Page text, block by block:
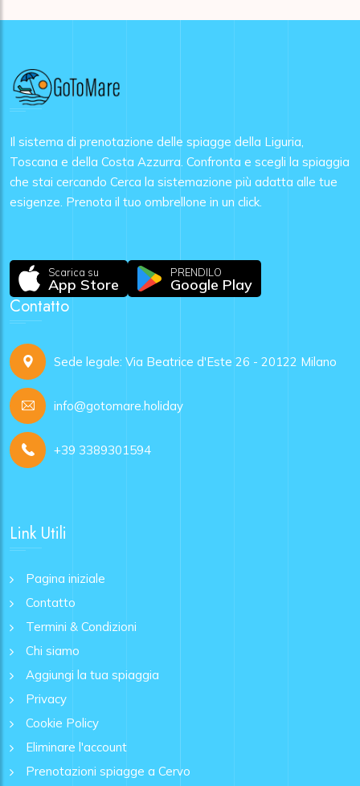
Il sistema di prenotazione delle spiagge della Liguria,
Toscana e della Costa Azzurra. Confronta e scegli la spiaggia
che stai cercando Cerca la sistemazione più adatta alle tue
esigenze. Prenota il tuo ombrellone in un click.
Scarica su
App Store
PRENDILO
Google Play
Contatto
Sede legale: Via Beatrice d'Este 26 - 20122 Milano
info@gotomare.holiday
+39 3389301594
Link Utili
Pagina iniziale
Contatto
Termini & Condizioni
Chi siamo
Aggiungi la tua spiaggia
Privacy
Cookie Policy
Eliminare l'account
Prenotazioni spiagge a Cervo